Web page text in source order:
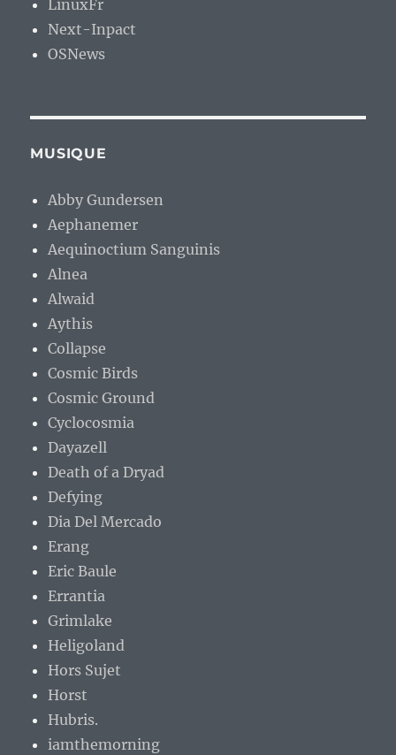
LinuxFr
Next-Inpact
OSNews
MUSIQUE
Abby Gundersen
Aephanemer
Aequinoctium Sanguinis
Alnea
Alwaid
Aythis
Collapse
Cosmic Birds
Cosmic Ground
Cyclocosmia
Dayazell
Death of a Dryad
Defying
Dia Del Mercado
Erang
Eric Baule
Errantia
Grimlake
Heligoland
Hors Sujet
Horst
Hubris.
iamthemorning